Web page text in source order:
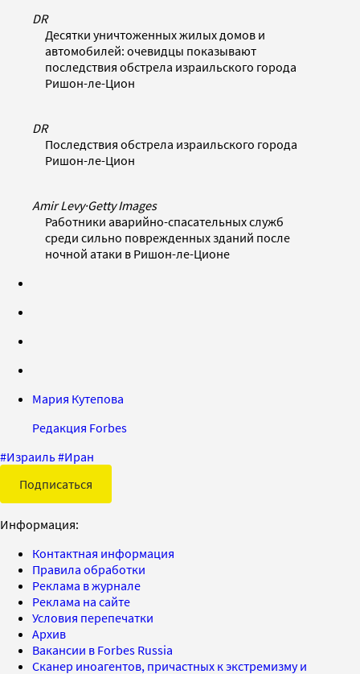
DR
Десятки уничтоженных жилых домов и
автомобилей: очевидцы показывают
последствия обстрела израильского города
Ришон-ле-Цион
DR
Последствия обстрела израильского города
Ришон-ле-Цион
Amir Levy·Getty Images
Работники аварийно-спасательных служб
среди сильно поврежденных зданий после
ночной атаки в Ришон-ле-Ционе
Мария Кутепова
Редакция Forbes
#Израиль#Иран
Подписаться
Информация:
Контактная информация
Правила обработки
Реклама в журнале
Реклама на сайте
Условия перепечатки
Архив
Вакансии в Forbes Russia
Сканер иноагентов, причастных к экстремизму и